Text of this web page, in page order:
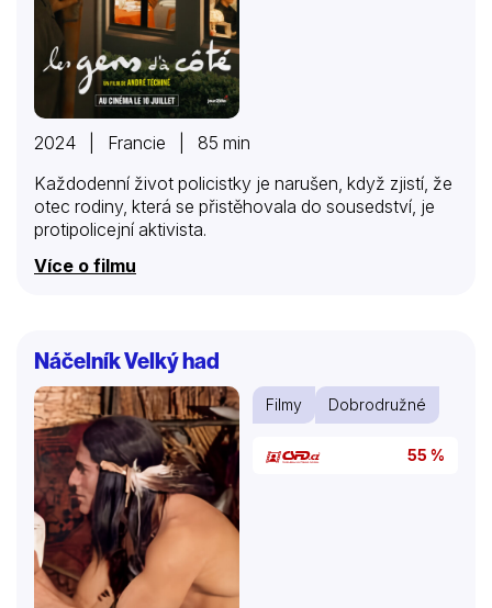
2024 | Francie | 85 min
Každodenní život policistky je narušen, když zjistí, že
otec rodiny, která se přistěhovala do sousedství, je
protipolicejní aktivista.
Více o filmu
Náčelník Velký had
Filmy Dobrodružné
55 %